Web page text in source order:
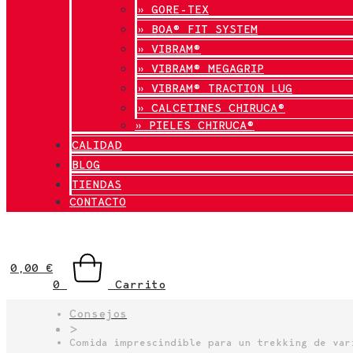
» GORE-TEX
» BOA® FIT SYSTEM
» VIBRAM®
» VIBRAM® MEGAGRIP
» VIBRAM® TRACTION LUG
» CALCETINES CHIRUCA®
» PIELES CHIRUCA®
CALIDAD
BLOG
TIENDAS
CONTACTO
0,00 €
0
Carrito
Consejos
>
Comida imprescindible para un trekking de